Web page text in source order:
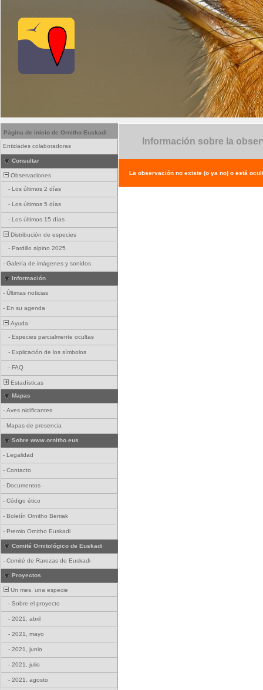
Página de inicio de Ornitho Euskadi
Entidades colaboradoras
Consultar
Observaciones
- Los últimos 2 días
- Los últimos 5 días
- Los últimos 15 días
Distribución de especies
- Pardillo alpino 2025
- Galería de imágenes y sonidos
Información
- Últimas noticias
- En su agenda
Ayuda
- Especies parcialmente ocultas
- Explicación de los símbolos
- FAQ
Estadísticas
Mapas
- Aves nidificantes
- Mapas de presencia
Sobre www.ornitho.eus
- Legalidad
- Contacto
- Documentos
- Código ético
- Boletín Ornitho Berriak
- Premio Ornitho Euskadi
Comité Ornitológico de Euskadi
- Comité de Rarezas de Euskadi
Proyectos
Un mes, una especie
- Sobre el proyecto
- 2021, abril
- 2021, mayo
- 2021, junio
- 2021, julio
- 2021, agosto
Información sobre la
La observación no existe (o ya no) o está